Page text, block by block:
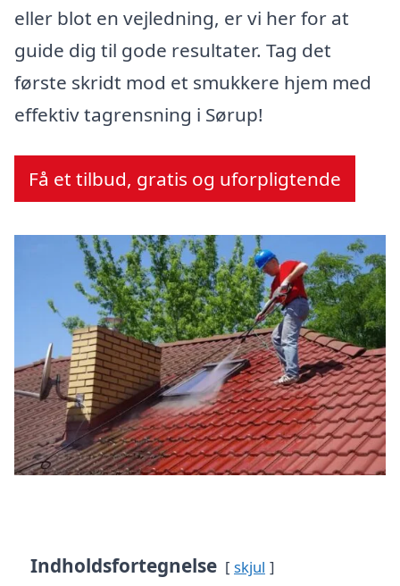
eller blot en vejledning, er vi her for at
guide dig til gode resultater. Tag det
første skridt mod et smukkere hjem med
effektiv tagrensning i Sørup!
Få et tilbud, gratis og uforpligtende
Indholdsfortegnelse skjul